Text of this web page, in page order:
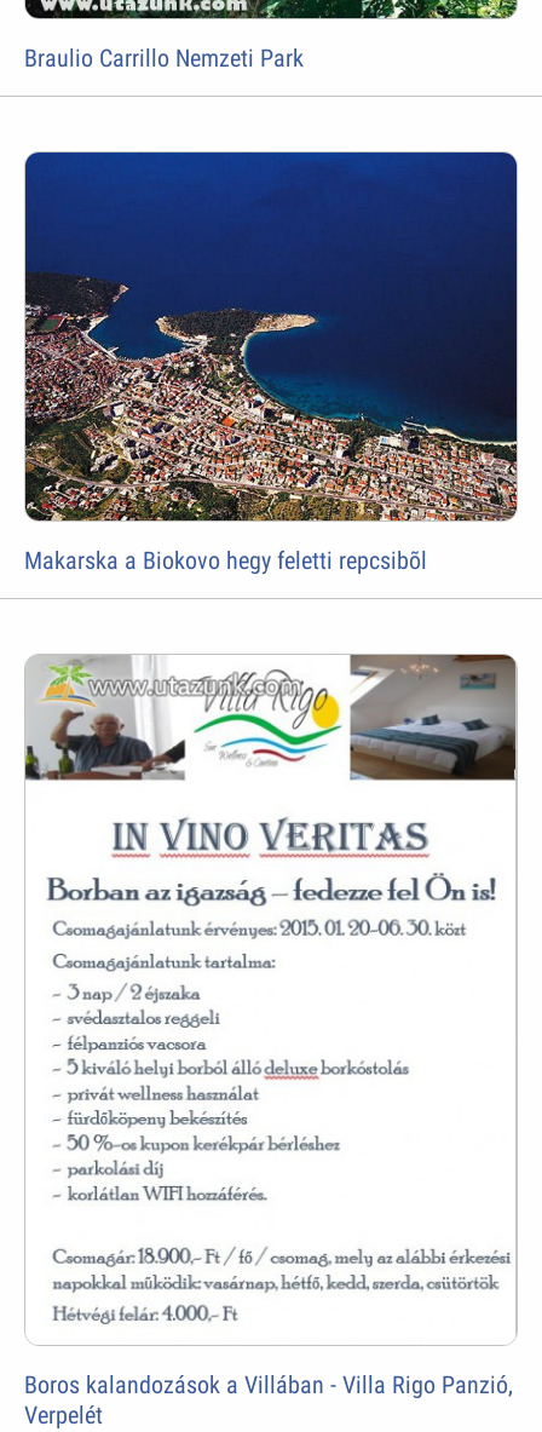
Braulio Carrillo Nemzeti Park
Makarska a Biokovo hegy feletti repcsibõl
Boros kalandozások a Villában - Villa Rigo Panzió,
Verpelét